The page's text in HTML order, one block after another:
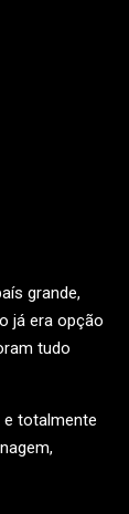
grande,
já era opção
tudo
e totalmente